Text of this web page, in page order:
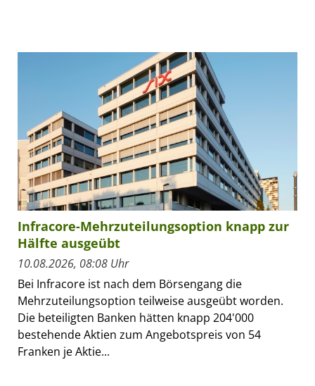
Infracore-Mehrzuteilungsoption knapp zur
Hälfte ausgeübt
10.08.2026, 08:08 Uhr
Bei Infracore ist nach dem Börsengang die
Mehrzuteilungsoption teilweise ausgeübt worden.
Die beteiligten Banken hätten knapp 204'000
bestehende Aktien zum Angebotspreis von 54
Franken je Aktie...